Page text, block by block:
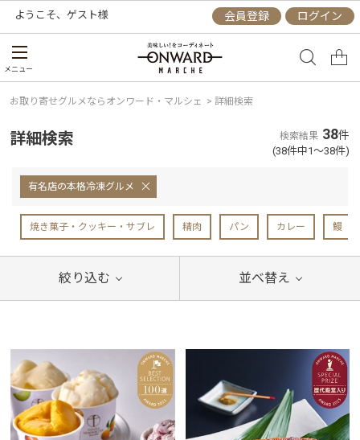
ようこそ、 ゲスト様 会員登録 ログイン
メニュー
お取り寄せグルメならオンワード・マルシェ > 詳細検索
詳細検索 検索結果 38件
(38件中1～38件)
有名店の本格冷凍グルメ
焼き菓子・クッキー・サブレ 精肉 パン カレー 鰻
絞り込む 並べ替え